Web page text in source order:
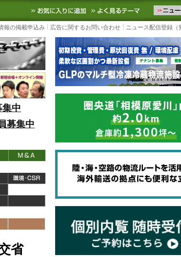
ど国内外の最新の物流ニュースをお届けします
お気に入りに追加 よく見る
報の掲載申込み 広告に関するお問い合わせ ニュース配信登録（
中
募集中
省